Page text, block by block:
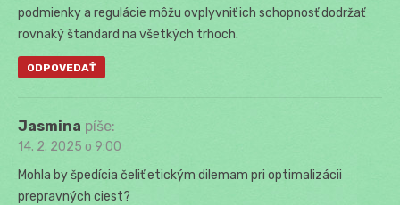
podmienky a regulácie môžu ovplyvniť ich schopnosť dodržať
rovnaký štandard na všetkých trhoch.
ODPOVEDAŤ
Jasmina píše:
14. 2. 2025 o 9:00
Mohla by špedícia čeliť etickým dilemam pri optimalizácii
prepravných ciest?